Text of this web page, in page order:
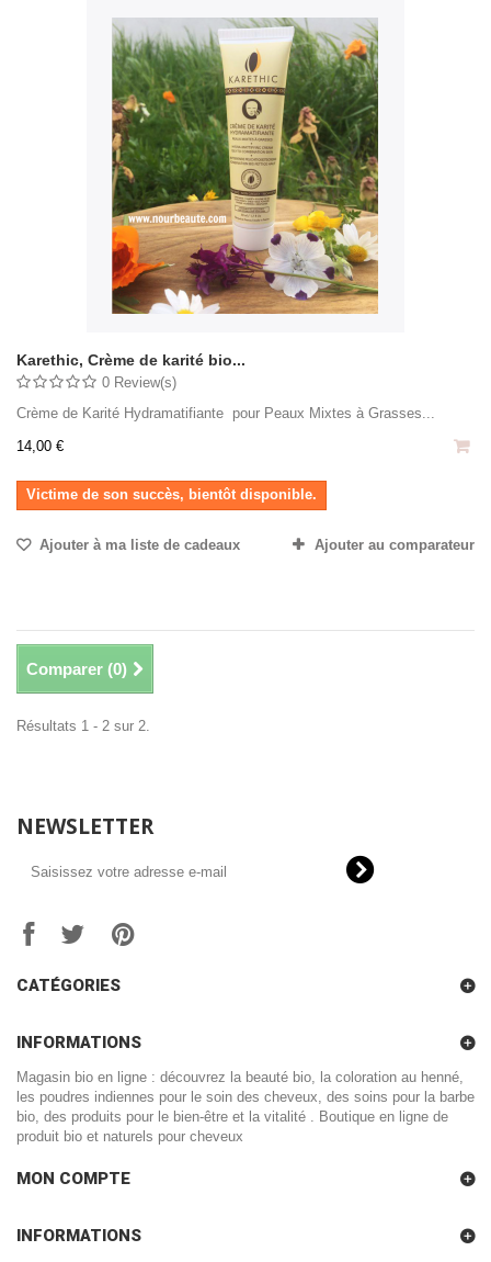
Karethic, Crème de karité bio...
0 Review(s)
Crème de Karité Hydramatifiante pour Peaux Mixtes à Grasses...
14,00 €
Victime de son succès, bientôt disponible.
Ajouter à ma liste de cadeaux Ajouter au comparateur
Comparer (0)
Résultats 1 - 2 sur 2.
NEWSLETTER
CATÉGORIES
INFORMATIONS
Magasin bio en ligne : découvrez la beauté bio, la coloration au henné,
les poudres indiennes pour le soin des cheveux, des soins pour la barbe
bio, des produits pour le bien-être et la vitalité . Boutique en ligne de
produit bio et naturels pour cheveux
MON COMPTE
INFORMATIONS